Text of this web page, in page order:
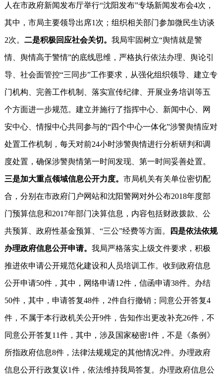
人在市政府新闻发布厅举行“沈阳发布”专场新闻发布会4次，
其中，市局主要领导出席1次；组织相关部门参加微民生访谈
2次。 二是积极回应社会关切。 我局牢固树立“舆情就是警
情、舆情高于警情”的底线思维，严格执行依法办理、舆论引
导、社会面管控“三同步”工作要求，从强化组织领导、建立专
门机构、完善工作机制、落实宣传纪律、开展业务培训等五
个方面进一步规范。建立并施行了指挥中心、新闻中心、网
安中心、情报中心共同参与的“四个中心一体化”涉警舆情应对
处置工作机制，每天对前24小时涉警舆情进行分析研判和调
度处置，确保涉警舆情第一时间发现、第一时间妥善处置。
三是加大重点领域信息公开力度。 市局机关有关单位密切配
合，分别在市政府门户网站和沈阳警网对外公布2018年度部
门预算信息和2017年部门决算信息，内容包括财政拨款、公
共预算、政府性基金预算、“三公”经费等方面。 四是依法依规
办理政府信息公开申请。 我局严格落实上级文件要求，积极
推进依申请公开规范化建设和人员培训工作。收到政府信息
公开申请50件，其中，网络申请12件，信函申请38件。办结
50件，其中，申请答复48件，2件自行撤销；同意公开答复4
件，不属于本行政机关公开9件，告知作出更改补充26件，不
同意公开答复11件，其中，涉及国家秘密1件，不是《条例》
所指政府信息8件，法律法规规定的其他情况2件。办理政府
信息公开行政复议1件，依法维持我局答复。办理政府信息公